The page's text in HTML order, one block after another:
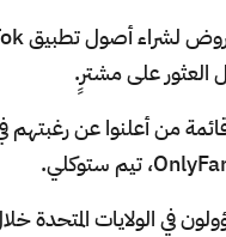
العثور على مشترٍ.